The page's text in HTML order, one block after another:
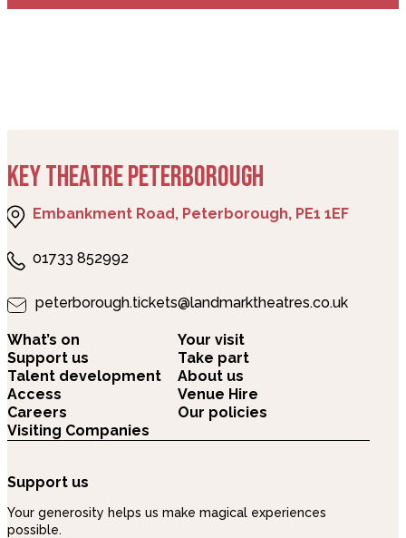
KEY THEATRE PETERBOROUGH
Embankment Road, Peterborough, PE1 1EF
01733 852992
peterborough.tickets@landmarktheatres.co.uk
What’s on
Your visit
Support us
Take part
Talent development
About us
Access
Venue Hire
Careers
Our policies
Visiting Companies
Support us
Your generosity helps us make magical experiences
possible.